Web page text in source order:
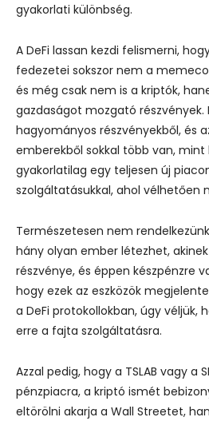
gyakorlati különbség.
A DeFi lassan kezdi felismerni,
fedezetei sokszor nem a
és még csak nem is a kriptók,
gazdaságot mozgató részvények.
hagyományos részvényekből, és
emberekből sokkal több van, mint
gyakorlatilag egy teljesen új
szolgáltatásukkal, ahol vélhetően
Természetesen nem
hány olyan ember létezhet,
részvénye, és éppen készpénzre
hogy ezek az eszközök
a DeFi protokollokban, úgy véljük,
erre a fajta szolgáltatásra.
Azzal pedig, hogy a TSLAB vagy a
pénzpiacra, a kriptó ismét
eltörölni akarja a Wall Streetet,